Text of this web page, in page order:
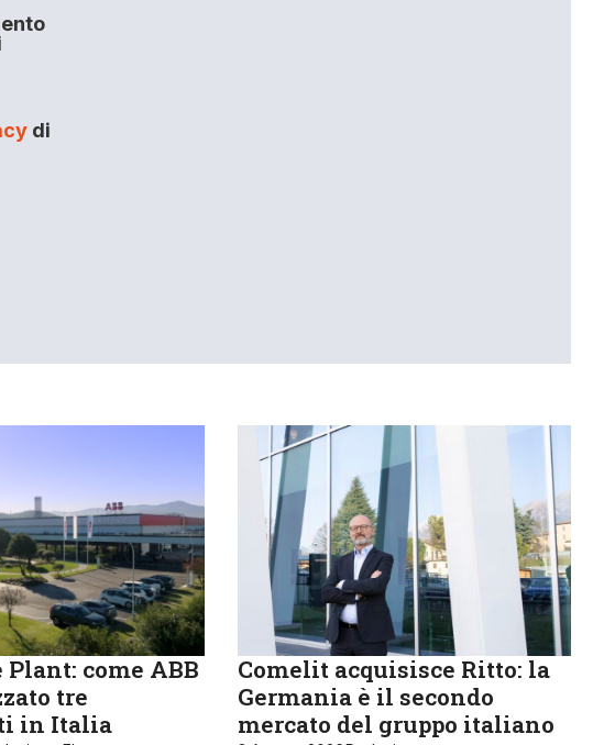
di
come ABB
tre
in Italia
Comelit acquisisce Ritto: la
Germania è il secondo
mercato del gruppo italiano